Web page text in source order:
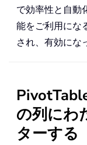
で効率性と自動
能をご利用にな
され、有効にな
の列にわ
ターする